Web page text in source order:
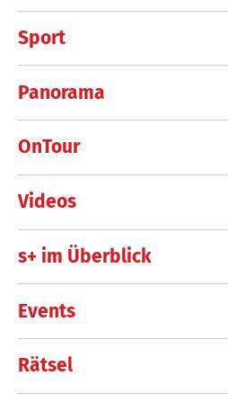
Sport
Panorama
OnTour
Videos
s+ im Überblick
Events
Rätsel